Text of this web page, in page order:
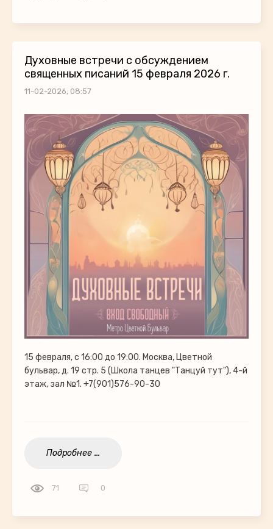
Духовные встречи с обсуждением
священных писаний 15 февраля 2026 г.
11-02-2026, 08:57
15 февраля, с 16:00 до 19:00. Москва, Цветной
бульвар, д. 19 стр. 5 (Школа танцев "Танцуй тут"), 4-й
этаж, зал №1. +7(901)576-90-30
Подробнее ...
71 0